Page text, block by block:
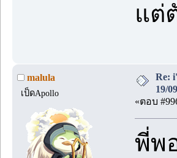
แต่
malula
เป็ดApollo
Re:
19/
«ตอบ
พี่พ